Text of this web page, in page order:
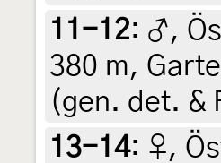
11-12: ♂,
380 m,
(gen. det. &
13-14: ♀,